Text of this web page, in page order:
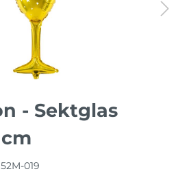
- Sektglas
019